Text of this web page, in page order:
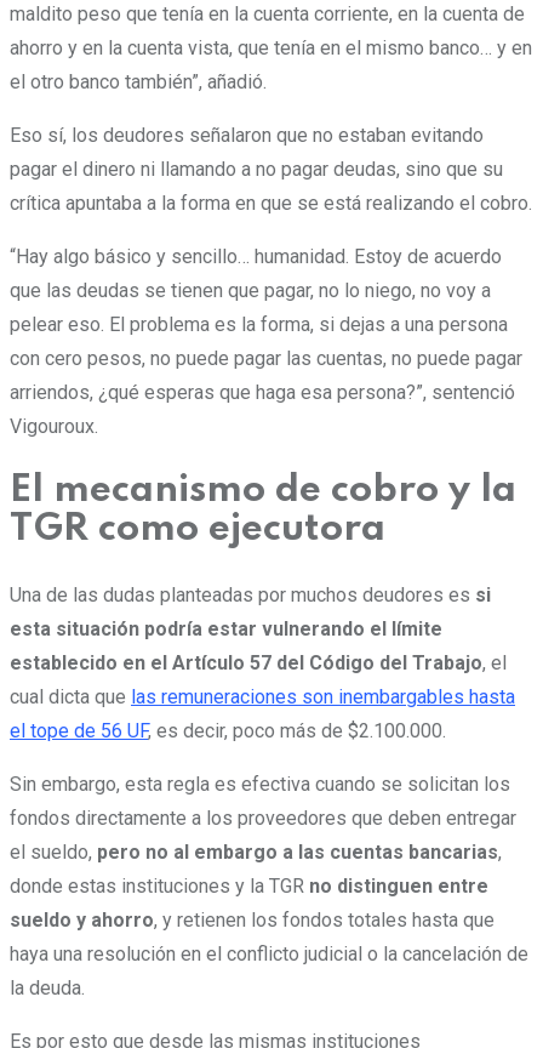
maldito peso que tenía en la cuenta corriente, en la cuenta de
ahorro y en la cuenta vista, que tenía en el mismo banco… y en
el otro banco también”, añadió.
Eso sí, los deudores señalaron que no estaban evitando
pagar el dinero ni llamando a no pagar deudas, sino que su
crítica apuntaba a la forma en que se está realizando el cobro.
“Hay algo básico y sencillo… humanidad. Estoy de acuerdo
que las deudas se tienen que pagar, no lo niego, no voy a
pelear eso. El problema es la forma, si dejas a una persona
con cero pesos, no puede pagar las cuentas, no puede pagar
arriendos, ¿qué esperas que haga esa persona?”, sentenció
Vigouroux.
El mecanismo de cobro y la
TGR como ejecutora
Una de las dudas planteadas por muchos deudores es si
esta situación podría estar vulnerando el límite
establecido en el Artículo 57 del Código del Trabajo, el
cual dicta que las remuneraciones son inembargables hasta
el tope de 56 UF, es decir, poco más de $2.100.000.
Sin embargo, esta regla es efectiva cuando se solicitan los
fondos directamente a los proveedores que deben entregar
el sueldo, pero no al embargo a las cuentas bancarias,
donde estas instituciones y la TGR no distinguen entre
sueldo y ahorro, y retienen los fondos totales hasta que
haya una resolución en el conflicto judicial o la cancelación de
la deuda.
Es por esto que desde las mismas instituciones